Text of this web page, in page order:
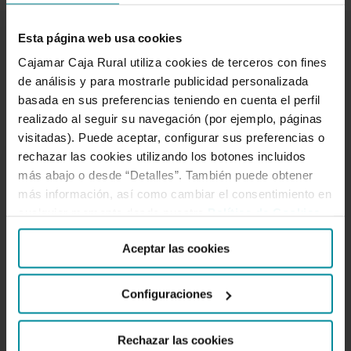
Esta página web usa cookies
Cajamar Caja Rural utiliza cookies de terceros con fines
de análisis y para mostrarle publicidad personalizada
basada en sus preferencias teniendo en cuenta el perfil
realizado al seguir su navegación (por ejemplo, páginas
visitadas). Puede aceptar, configurar sus preferencias o
rechazar las cookies utilizando los botones incluidos
más abajo o desde “Detalles”. También puede obtener
más información, así como cambiar el consentimiento en
Aceptar las cookies
Configuraciones
Rechazar las cookies
Related Posts
OBJETIVOS DE DESARROLLO SOSTENIBLE
Cajamar
iniciativa
Sistemas
Sostenibles
27 de abril de 2023